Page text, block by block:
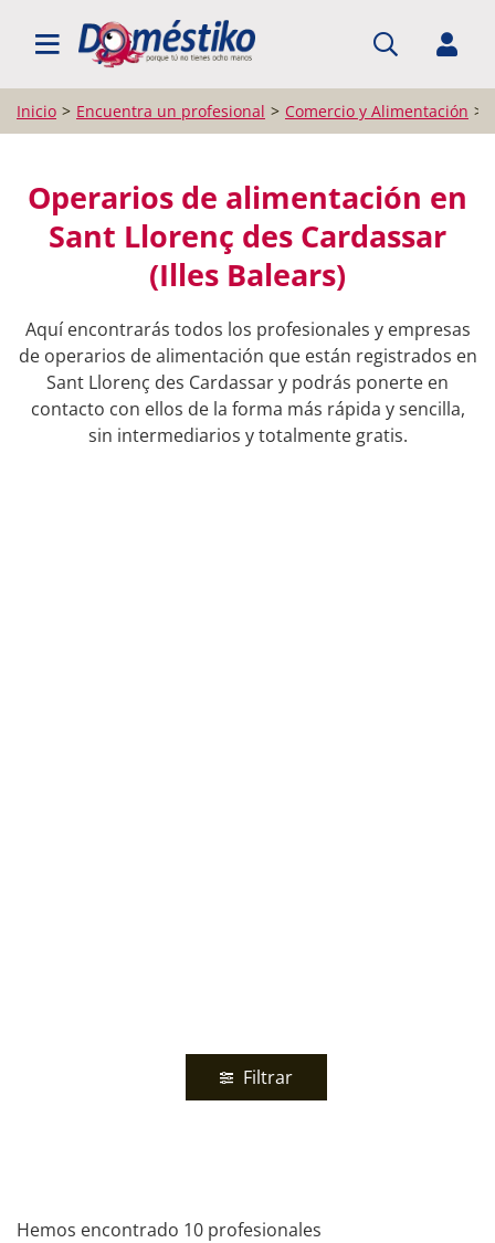
BUSCAR PROFESIONALES
Inicio Encuentra un profesional Comercio y Alimentación
Operarios de alimentación en
Sant Llorenç des Cardassar
(Illes Balears)
Aquí encontrarás todos los profesionales y empresas
de operarios de alimentación que están registrados en
Sant Llorenç des Cardassar y podrás ponerte en
contacto con ellos de la forma más rápida y sencilla,
sin intermediarios y totalmente gratis.
Filtrar
Hemos encontrado 10 profesionales